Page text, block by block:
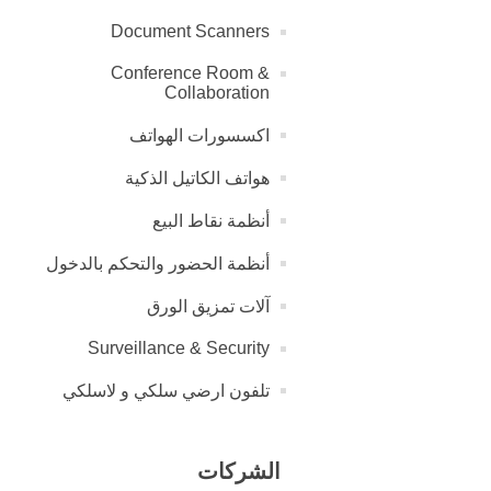
Document Scanners
Conference Room &
Collaboration
اكسسورات الهواتف
هواتف الكاتيل الذكية
أنظمة نقاط البيع
أنظمة الحضور والتحكم بالدخول
آلات تمزيق الورق
Surveillance & Security
تلفون ارضي سلكي و لاسلكي
الشركات